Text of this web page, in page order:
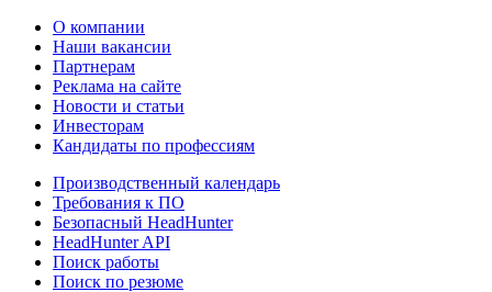
О компании
Наши вакансии
Партнерам
Реклама на сайте
Новости и статьи
Инвесторам
Кандидаты по профессиям
Производственный календарь
Требования к ПО
Безопасный HeadHunter
HeadHunter API
Поиск работы
Поиск по резюме